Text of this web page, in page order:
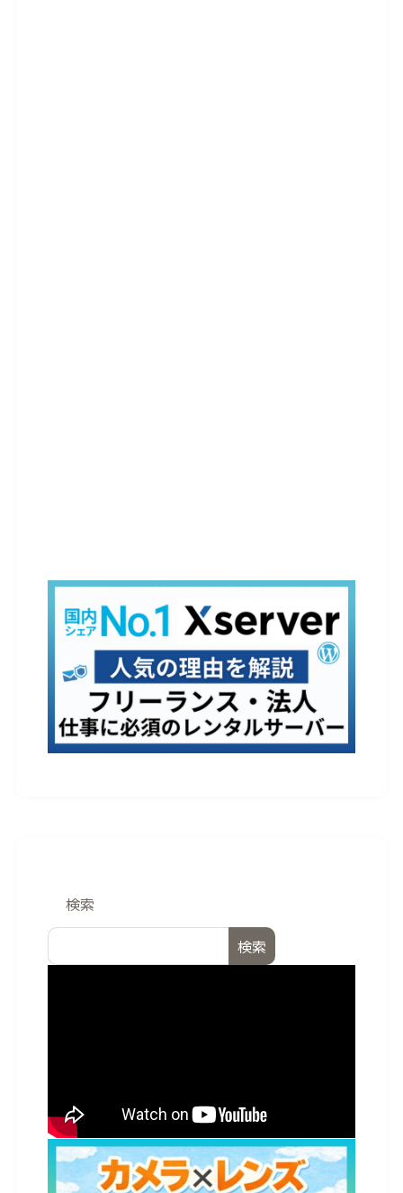
検索
検索